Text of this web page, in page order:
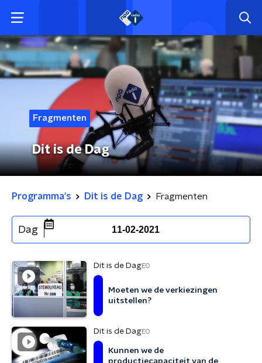
Fragmenten
Dit is de Dag
Programma's Dit is de Dag Fragmenten
Dag 11-02-2021
Dit is de DagEO
Moeten we de verkiezingen
uitstellen?
Dit is de DagEO
Kunnen we de
productiecapaciteit van de